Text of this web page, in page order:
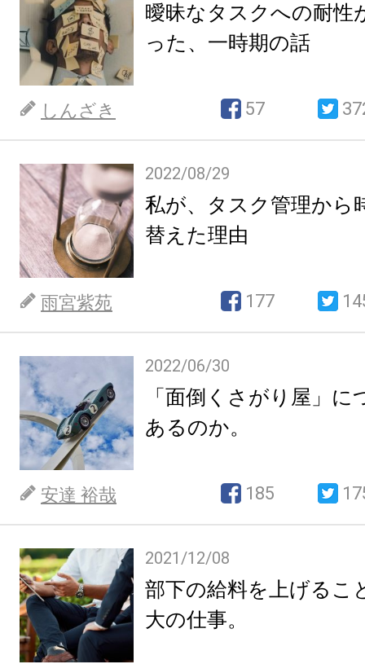
曖昧なタスクへの耐性
った、一時期の話
しんざき 57
2022/08/29
私が、タスク管理から
替えた理由
雨宮紫苑 177
2022/06/30
「面倒くさがり屋」
あるのか。
安達 裕哉 185
2021/12/08
部下の給料を上げるこ
大の仕事。